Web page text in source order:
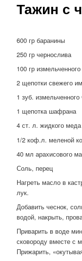
Тажин с
600 гр баранины
250 гр чернослива
100 гр
2 щепотки свежего
1 зуб. измельченного
1 щепотка шафрана
4 ст. л. жидкого меда
1/2 коф.л. меленой
40 мл арахисового
Соль, перец
Нагреть масло в
лук.
Добавить чеснок,
водой, накрыть,
Приварить в воде
сковороду вместе с
Прижарить,